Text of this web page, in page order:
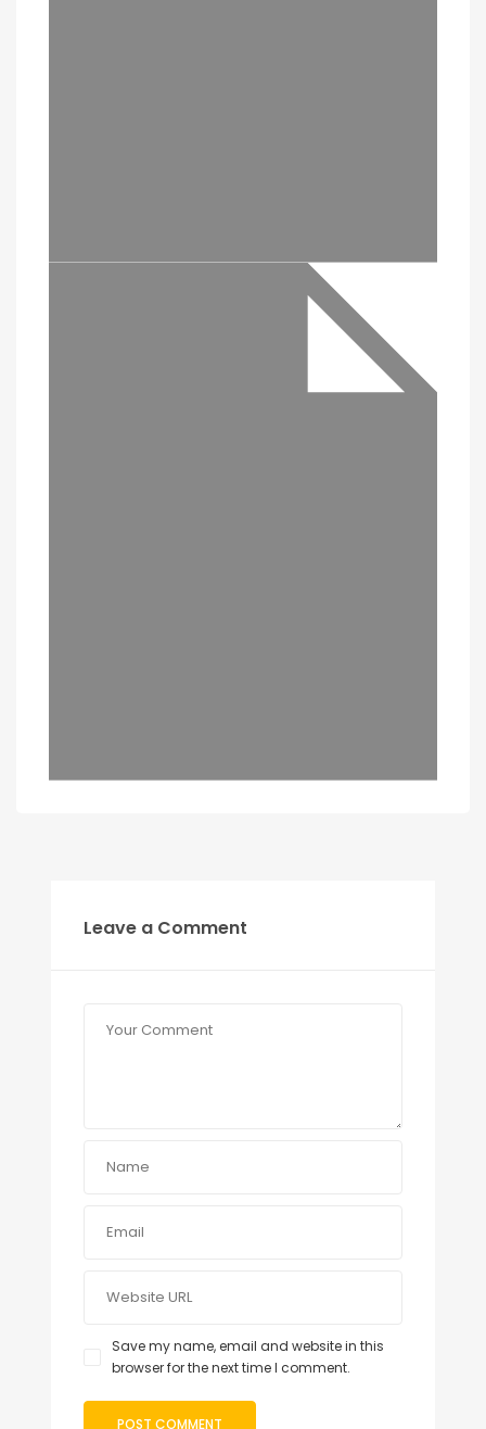
Leave a Comment
Save my name, email and website in this
browser for the next time I comment.